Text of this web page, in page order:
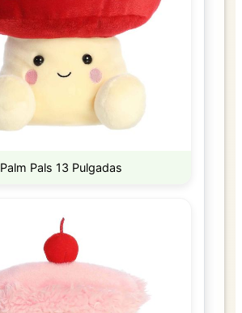
Palm Pals 13 Pulgadas